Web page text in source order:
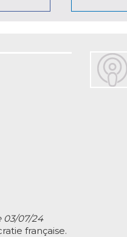
03/07/24
française.